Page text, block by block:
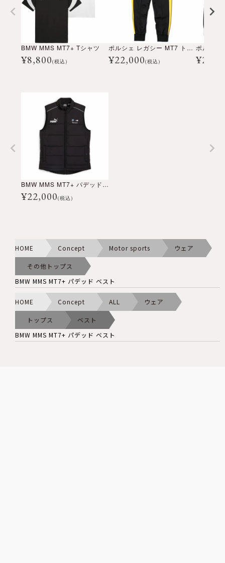
BMW MMS MT7+ Tシャツ
¥8,800(税込)
ポルシェ レガシー MT7 トラック パンツ
¥22,000(税込) ¥
BMW MMS MT7+ パデッド ベスト
¥22,000(税込)
HOME Concept Motor sports ウェア
その他トップス
BMW MMS MT7+ パデッド ベスト
HOME Concept ALL ウェア
トップス
ベスト
BMW MMS MT7+ パデッド ベスト